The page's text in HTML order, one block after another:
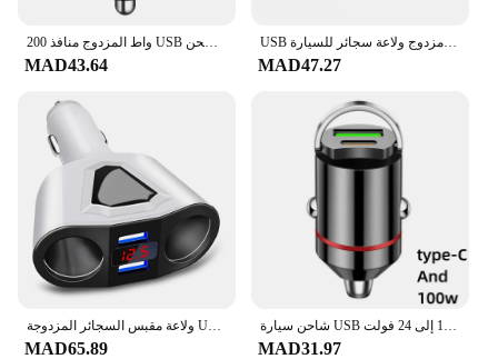
200 واط المزدوج منافذ USB صغير شاحن سيارة سوبر سريع شحن السجائر المقبس أخف 12-24 فولت سبائك الألومنيوم الهاتف محول الشحن
MAD43.64
USB مزدوج ولاعة سجائر للسيارة ، PD QC3.0 ، دبليو ، 12 فولت ، 24 فولت ، قابس شاحن سريع ، محول طاقة للهاتف للسيارة ، شاومي ، آيفون
MAD47.27
ولاعة مقبس السجائر المزدوجة USB شاحن سيارة ، شاشة LCD الجهد ، الخائن السريع ، محول الطاقة ، 2 منفذ ، 12-24 فولت
MAD65.89
شاحن سيارة USB صغير مزدوج المنافذ ، شحن فائق السرعة ، سبائك الألومنيوم ، محول شحن الهاتف ، ولاعة مقبس سجائر ، من 12 إلى 24 فولت
MAD31.97